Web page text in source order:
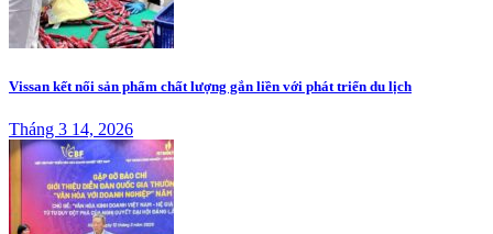
Vissan kết nối sản phẩm chất lượng gắn liền với phát triển du lịch
Tháng 3 14, 2026